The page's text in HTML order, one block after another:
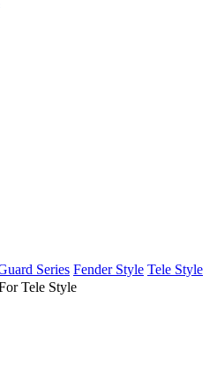
Series Fender Style Tele Style
Tele Style